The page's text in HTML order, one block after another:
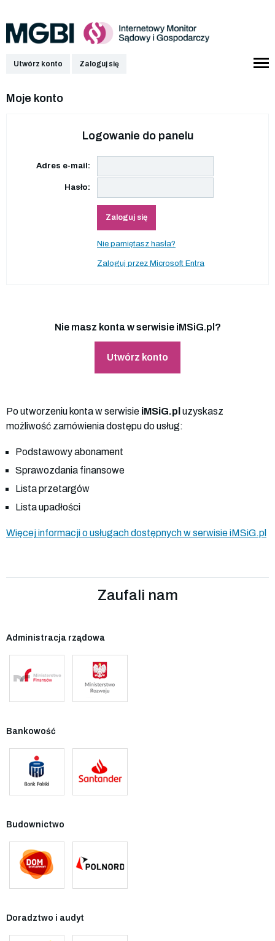
Utwórz konto Zaloguj się
Moje konto
Logowanie do panelu
Adres e-mail:
Hasło:
Zaloguj się
Nie pamiętasz hasła?
Zaloguj przez Microsoft Entra
Nie masz konta w serwisie iMSiG.pl?
Utwórz konto
Po utworzeniu konta w serwisie iMSiG.pl uzyskasz
możliwość zamówienia dostępu do usług:
Podstawowy abonament
Sprawozdania finansowe
Lista przetargów
Lista upadłości
Więcej informacji o usługach dostępnych w serwisie iMSiG.pl
Zaufali nam
Administracja rządowa
Bankowość
Budownictwo
Doradztwo i audyt